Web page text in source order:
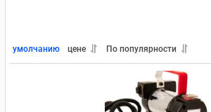
Насосы для перекачки дизельного топлива Piusi
Насосы для перекачки масла Piusi
умолчанию цене По популярности